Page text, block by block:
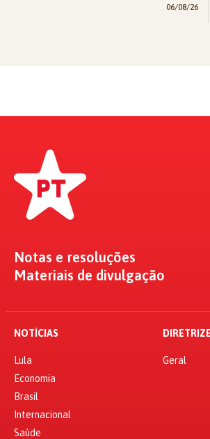
06/08/26
Notas e resoluções
Materiais de divulgação
NOTÍCIAS
Lula
Economia
Brasil
Internacional
Saúde
Geral